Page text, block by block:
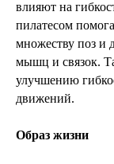
влияют на
пилатесом
множеству поз и
мышц и связок.
улучшению
движений.
Образ жизни